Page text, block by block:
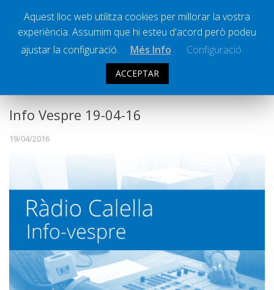
Societat
Successos
La Banqueta
Transmissions Esportives
Pòdcasts
Vídeos
Graella
Ràdio Calella Televisió
Info Vespre 19-04-16
19/04/2016
Aquest lloc web utilitza cookies per millorar la vostra
experiència. Assumim que hi esteu d'acord però podeu
ajustar la configuració.
Més Info Configuració
ACCEPTAR